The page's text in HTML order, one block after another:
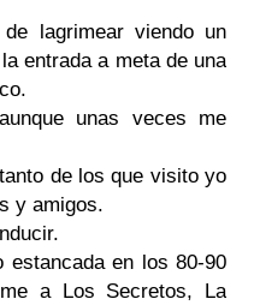
lagrimear viendo un
entrada a meta de una
unas veces me
de los que visito yo
y amigos.
estancada en los 80-90
a Los Secretos, La